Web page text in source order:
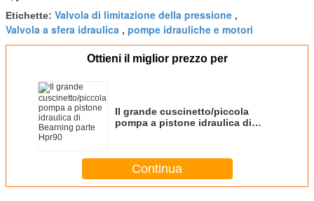
Etichette: Valvola di limitazione della pressione ,
Valvola a sfera idraulica , pompe idrauliche e motori
Ottieni il miglior prezzo per
Il grande cuscinetto/piccola
pompa a pistone idraulica di
Continua